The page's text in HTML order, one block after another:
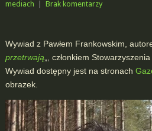
mediach
Brak komentarzy
Wywiad z Pawłem Frankowskim,
przetrwają „, członkiem
Wywiad dostępny jest na stronach
obrazek.